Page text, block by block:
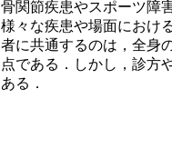
骨関節疾患やスポーツ障
様々な疾患や場面におけ
者に共通するのは，全身
点である．しかし，診方
ある．